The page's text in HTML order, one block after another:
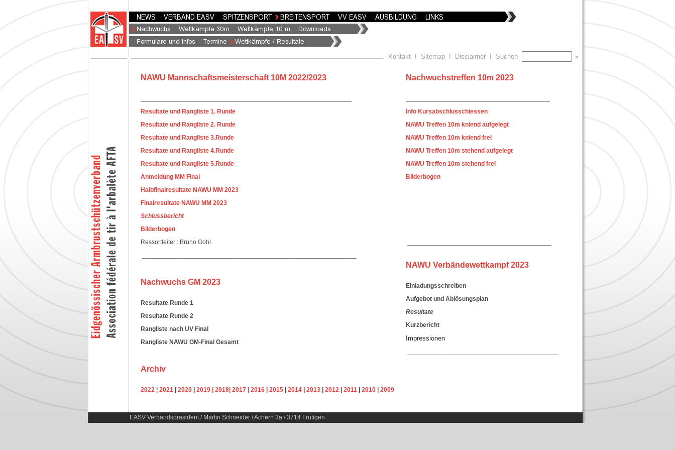
KontaktI SitemapI DisclaimerI Suchen
Nachwuchstreffen 10m 2023
Info Kursabschlusschiessen
NAWU Treffen 10m kniend aufgelegt
NAWU Treffen 10m kniend frei
NAWU Treffen 10m stehend aufgelegt
NAWU Treffen 10m stehend frei
Bilderbogen
NAWU Verbändewettkampf 2023
Einladungsschreiben
Aufgebot und Ablösungsplan
Resultate
Kurzbericht
Impressionen
NAWU Mannschaftsmeisterschaft 10M 2022/2023
Resultate und Rangliste 1. Runde
Resultate und Rangliste 2. Runde
Resultate und Rangliste 3.Runde
Resultate und Rangliste 4.Runde
Resultate und Rangliste 5.Runde
Anmeldung MM Final
Halbfinalresultate NAWU MM 2023
Finalresultate NAWU MM 2023
Schlussbericht
Bilderbogen
Ressortleiter : Bruno Gohl
Nachwuchs GM 2023
Resultate Runde 1
Resultate Runde 2
Rangliste nach UV Final
Rangliste NAWU GM-Final Gesamt
Archiv
2022 ¦ 2021 | 2020 | 2019 | 2018| 2017 | 2016| 2015| 2014| 2013 | 2012 | 2011 | 2010| 2009
EASV Verbandspräsident / Martin Schneider / Achern 3a / 3714 Frutigen